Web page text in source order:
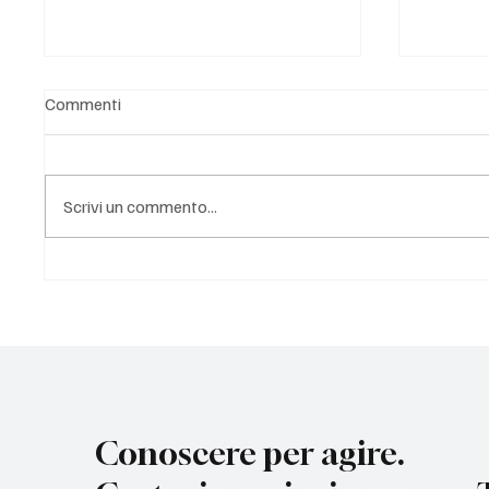
Commenti
Scrivi un commento...
Conoscere per agire.